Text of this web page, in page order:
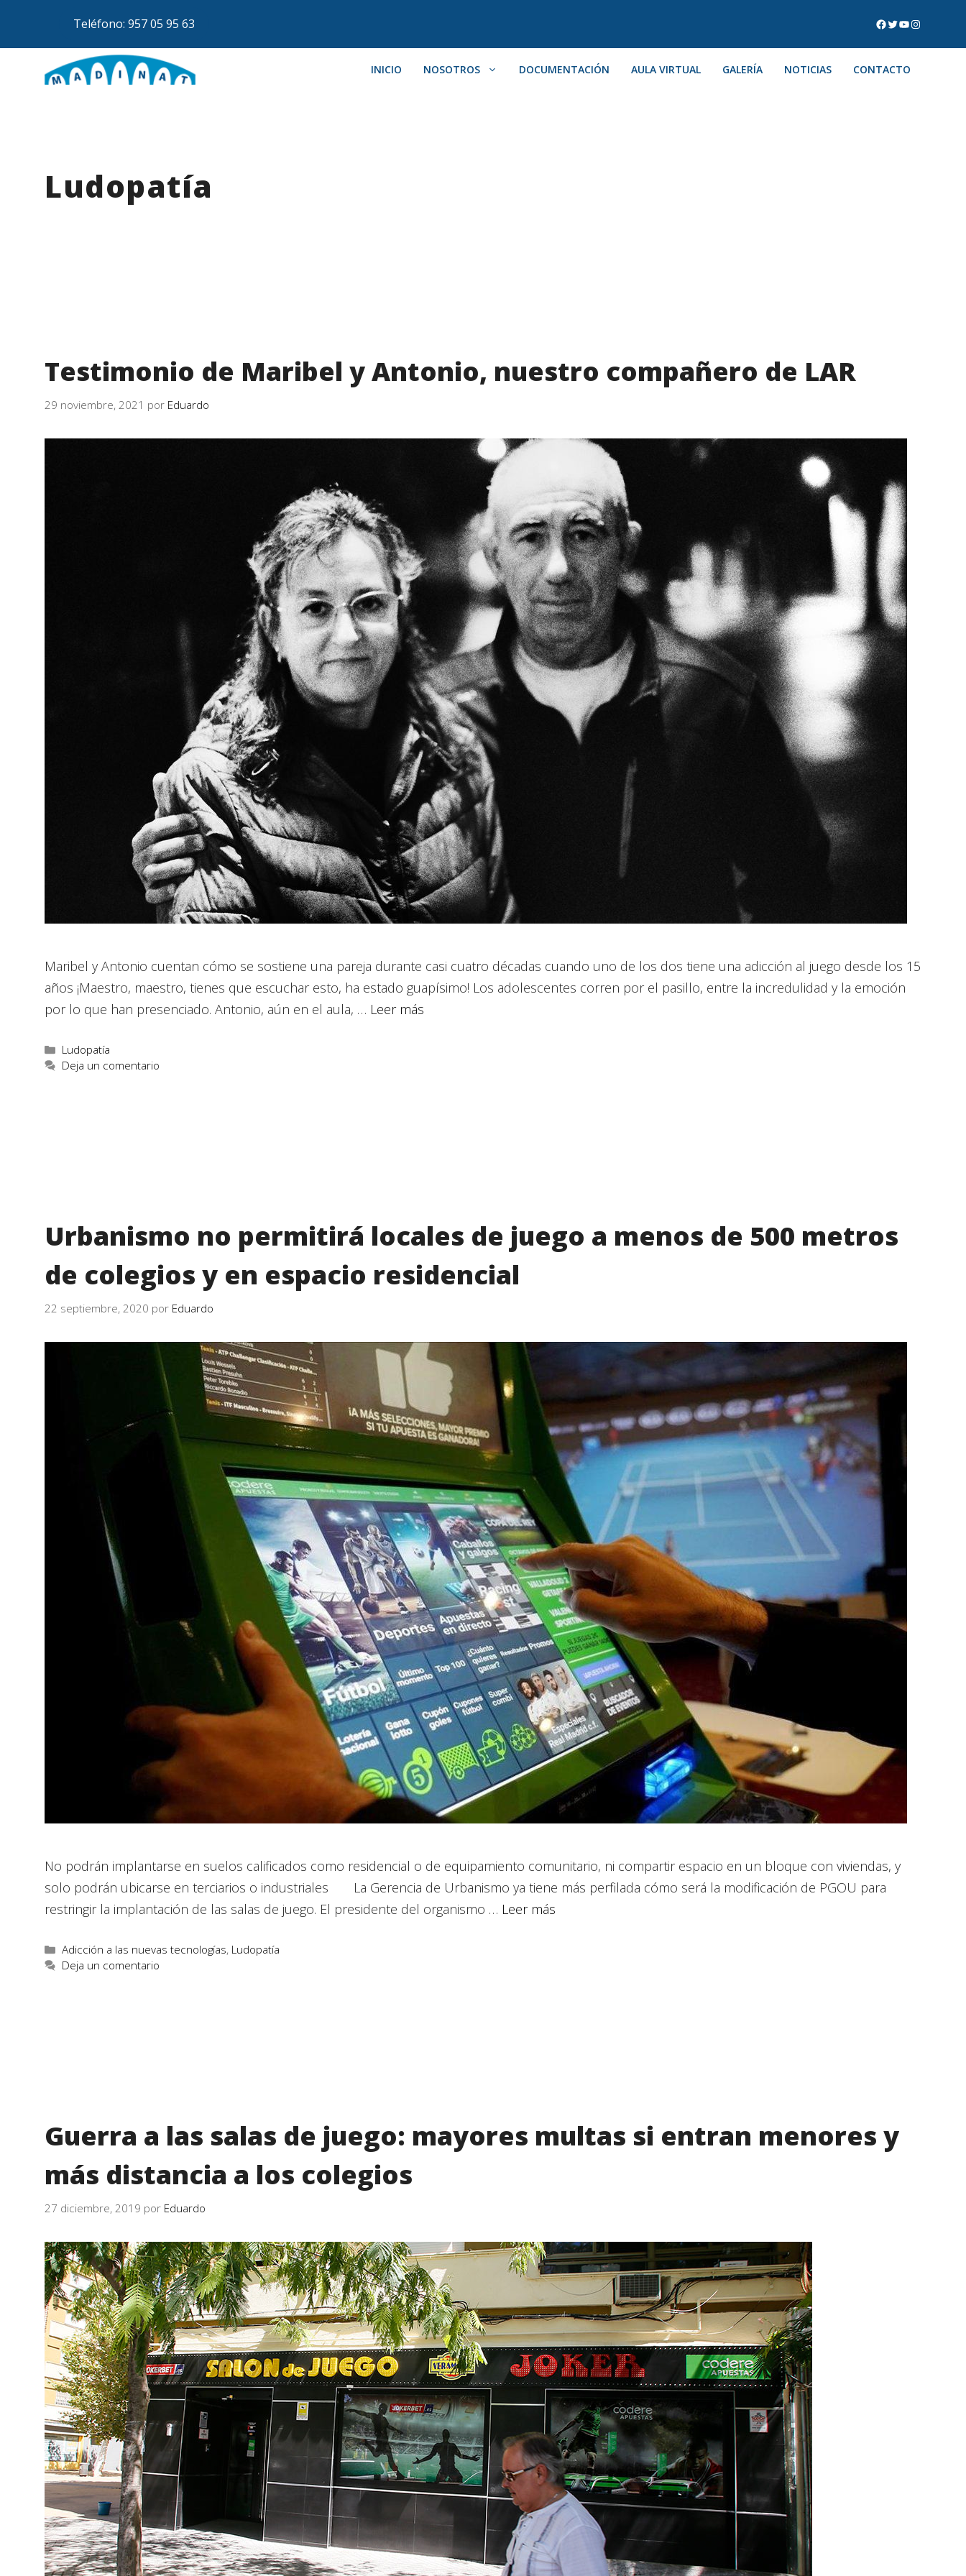
Teléfono: 957 05 95 63
INICIO NOSOTROS DOCUMENTACIÓN AULA VIRTUAL GALERÍA NOTICIAS CONTACTO
Ludopatía
Testimonio de Maribel y Antonio, nuestro compañero de LAR
29 noviembre, 2021 por Eduardo
Maribel y Antonio cuentan cómo se sostiene una pareja durante casi cuatro décadas cuando uno de los dos tiene una adicción al juego desde los 15
años ¡Maestro, maestro, tienes que escuchar esto, ha estado guapísimo! Los adolescentes corren por el pasillo, entre la incredulidad y la emoción
por lo que han presenciado. Antonio, aún en el aula, … Leer más
Ludopatía
Deja un comentario
Urbanismo no permitirá locales de juego a menos de 500 metros
de colegios y en espacio residencial
22 septiembre, 2020 por Eduardo
No podrán implantarse en suelos calificados como residencial o de equipamiento comunitario, ni compartir espacio en un bloque con viviendas, y
solo podrán ubicarse en terciarios o industriales La Gerencia de Urbanismo ya tiene más perfilada cómo será la modificación de PGOU para
restringir la implantación de las salas de juego. El presidente del organismo … Leer más
Adicción a las nuevas tecnologías, Ludopatía
Deja un comentario
Guerra a las salas de juego: mayores multas si entran menores y
más distancia a los colegios
27 diciembre, 2019 por Eduardo